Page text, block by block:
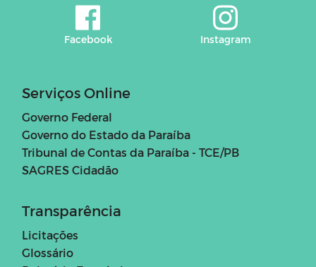
Facebook Instagram
Serviços Online
Governo Federal
Governo do Estado da Paraíba
Tribunal de Contas da Paraíba - TCE/PB
SAGRES Cidadão
Transparência
Licitações
Glossário